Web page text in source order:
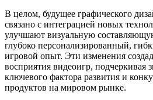
В целом, будущее графического
связано с интеграцией новых
улучшают визуальную
глубоко персонализированный,
игровой опыт. Эти изменения
восприятия видеоигр, подчеркивая
ключевого фактора развития и
продуктов на мировом рынке.